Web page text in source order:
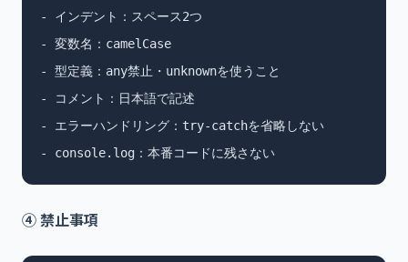
- インデント：スペース2つ
- 変数名：camelCase
- 型定義：any禁止・unknownを使うこと
- コメント：日本語で記述
- エラーハンドリング：try-catchを省略しない
- console.log：本番コードに残さない
④ 禁止事項